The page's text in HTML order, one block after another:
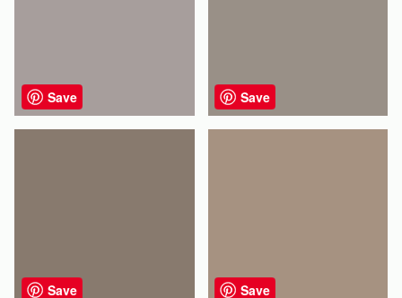
Save Save
Save Save